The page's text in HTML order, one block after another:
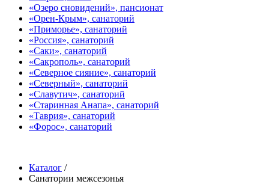
«Озеро сновидений», пансионат
«Орен-Крым», санаторий
«Приморье», санаторий
«Россия», санаторий
«Саки», санаторий
«Сакрополь», санаторий
«Северное сияние», санаторий
«Северный», санаторий
«Славутич», санаторий
«Старинная Анапа», санаторий
«Таврия», санаторий
«Форос», санаторий
Каталог /
Санатории межсезонья